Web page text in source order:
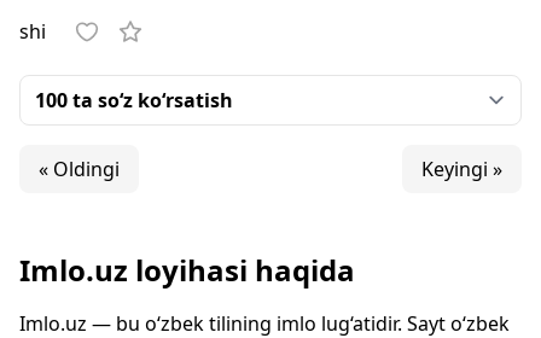
shi
« Oldingi Keyingi »
Imlo.uz loyihasi haqida
Imlo.uz — bu o‘zbek tilining imlo lug‘atidir. Sayt o‘zbek